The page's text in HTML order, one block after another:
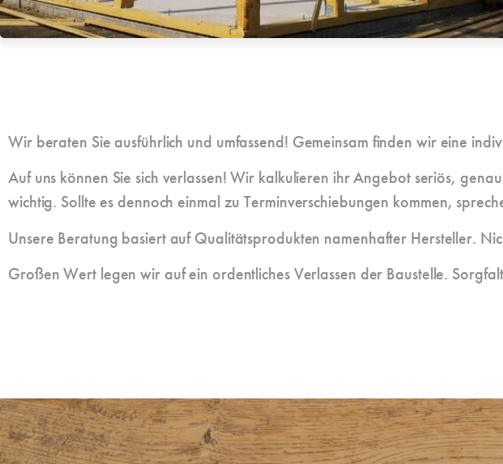
Wir beraten Sie ausführlich und umfassend! Gemeinsam finden wir eine
Auf uns können Sie sich verlassen! Wir kalkulieren ihr Angebot seriös,
wichtig. Sollte es dennoch einmal zu Terminverschiebungen kommen,
Unsere Beratung basiert auf Qualitätsprodukten namenhafter Hersteller.
Großen Wert legen wir auf ein ordentliches Verlassen der Baustelle.